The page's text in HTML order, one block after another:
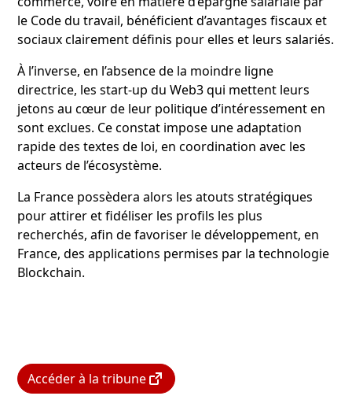
le Code du travail, bénéficient d’avantages fiscaux et
sociaux clairement définis pour elles et leurs salariés.
À l’inverse, en l’absence de la moindre ligne
directrice, les start-up du Web3 qui mettent leurs
jetons au cœur de leur politique d’intéressement en
sont exclues. Ce constat impose une adaptation
rapide des textes de loi, en coordination avec les
acteurs de l’écosystème.
La France possèdera alors les atouts stratégiques
pour attirer et fidéliser les profils les plus
recherchés, afin de favoriser le développement, en
France, des applications permises par la technologie
Blockchain.
Accéder à la tribune